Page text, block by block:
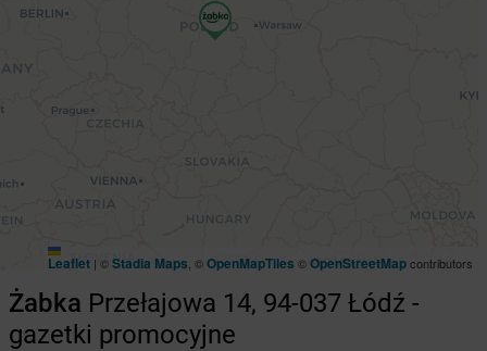
Leaflet | ©Stadia Maps , ©OpenMapTiles ©OpenStreetMapcontributors
Żabka Przełajowa 14, 94-037 Łódź -
gazetki promocyjne